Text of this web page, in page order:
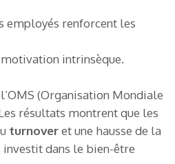
employés renforcent les
intrinsèque.
(Organisation Mondiale
résultats montrent que les
turnoveret une hausse de la
dans le bien-être